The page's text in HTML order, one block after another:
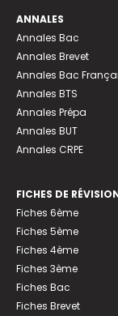
ANNALES
Annales Bac
Annales Brevet
Annales Bac
Annales BTS
Annales Prépa
Annales BUT
Annales CRPE
FICHES DE
Fiches 6ème
Fiches 5ème
Fiches 4ème
Fiches 3ème
Fiches Bac
Fiches Brevet